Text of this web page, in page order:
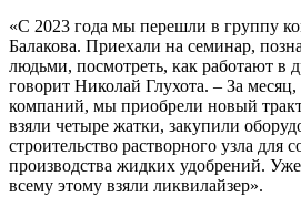
«С 2023 года мы перешли в группу
Балакова. Приехали на семинар,
людьми, посмотреть, как работают в
говорит Николай Глухота. – За
компаний, мы приобрели новый
взяли четыре жатки, закупили
строительство растворного узла для
производства жидких удобрений. Уже
всему этому взяли ликвилайзер».